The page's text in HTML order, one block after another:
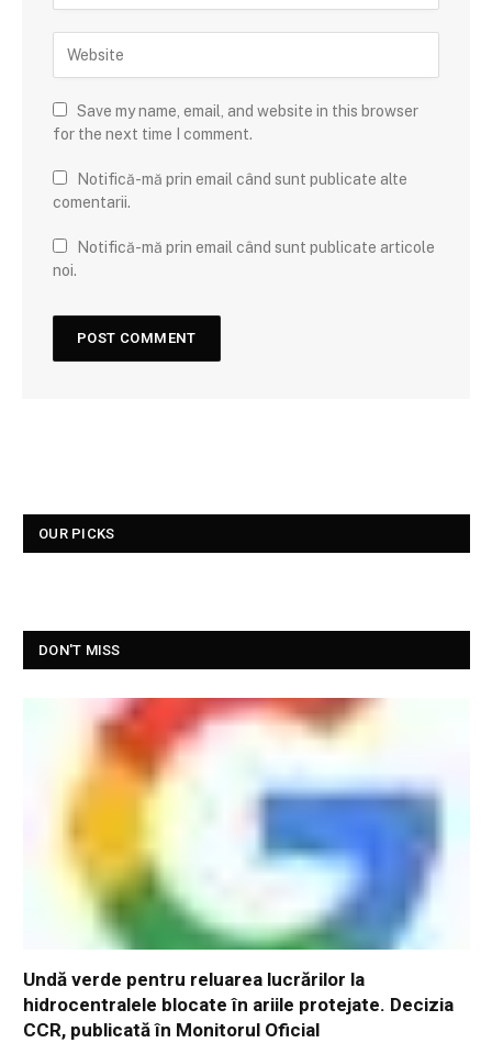
Save my name, email, and website in this browser
for the next time I comment.
Notifică-mă prin email când sunt publicate alte
comentarii.
Notifică-mă prin email când sunt publicate articole
noi.
OUR PICKS
DON'T MISS
Undă verde pentru reluarea lucrărilor la
hidrocentralele blocate în ariile protejate. Decizia
CCR, publicată în Monitorul Oficial